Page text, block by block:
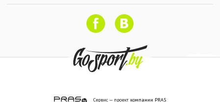
Сервис — проект компании PRAS